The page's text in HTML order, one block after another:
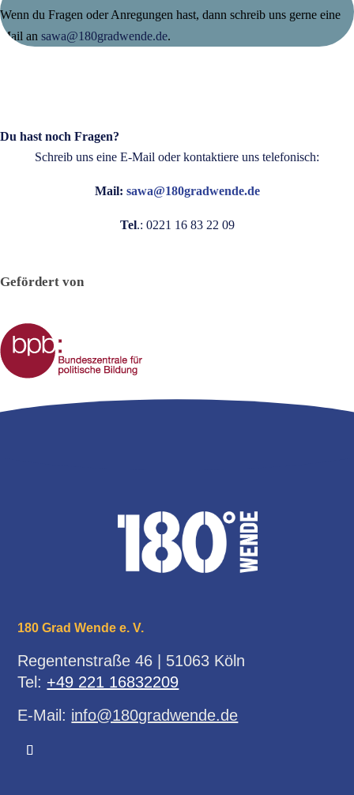
Wenn du Fragen oder Anregungen hast, dann schreib uns gerne eine
Mail an sawa@180gradwende.de.
Du hast noch Fragen?
Schreib uns eine E-Mail oder kontaktiere uns telefonisch:
Mail: sawa@180gradwende.de
Tel.: 0221 16 83 22 09
Gefördert von
180 Grad Wende e. V.
Regentenstraße 46 | 51063 Köln
Tel: +49 221 16832209
E-Mail: info@180gradwende.de